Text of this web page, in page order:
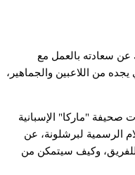
عن سعادته بالعمل مع
يجده من اللاعبين والجماهير،
صحيفة "ماركا" الإسبانية
الرسمية لبرشلونة، عن
وكيف سيتمكن من